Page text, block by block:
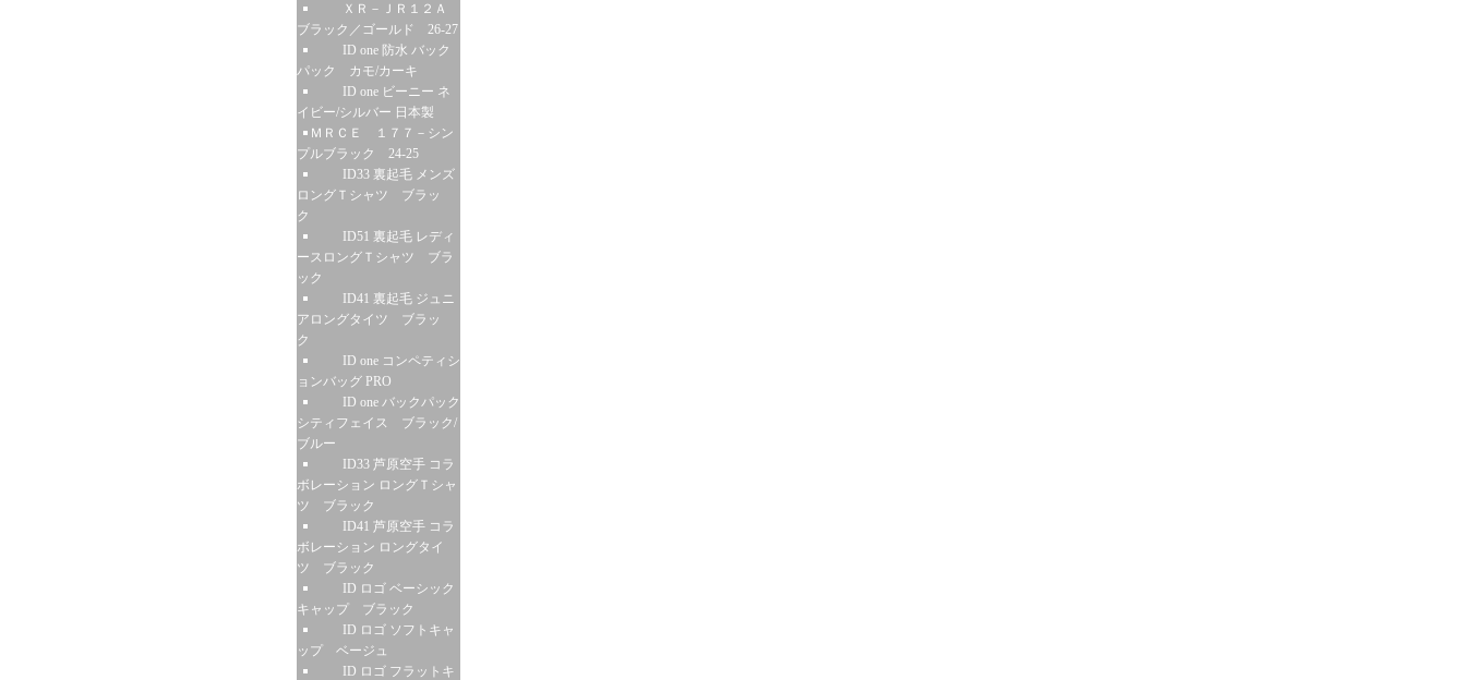
ＸＲ－ＪＲ１２Ａ
ブラック／ゴールド 26-27
ID one 防水 バック
パック カモ/カーキ
ID one ビーニー ネ
イビー/シルバー 日本製
ＭＲＣＥ １７７－シン
プルブラック 24-25
ID33 裏起毛 メンズ
ロングＴシャツ ブラッ
ク
ID51 裏起毛 レディ
ースロングＴシャツ ブラ
ック
ID41 裏起毛 ジュニ
アロングタイツ ブラッ
ク
ID one コンペティシ
ョンバッグ PRO
ID one バックパック
シティフェイス ブラック/
ブルー
ID33 芦原空手 コラ
ボレーション ロングＴシャ
ツ ブラック
ID41 芦原空手 コラ
ボレーション ロングタイ
ツ ブラック
ID ロゴ ベーシック
キャップ ブラック
ID ロゴ ソフトキャ
ップ ベージュ
ID ロゴ フラットキ